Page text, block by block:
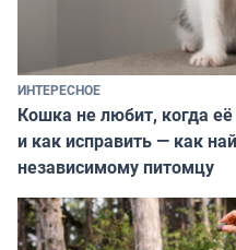
ИНТЕРЕСНОЕ
Кошка не любит, когда
и как исправить — как
независимому питомцу